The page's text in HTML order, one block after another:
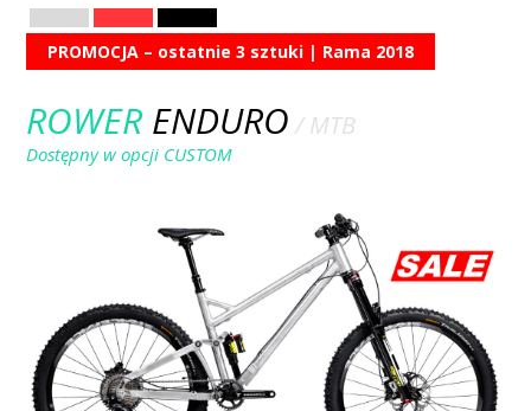
PROMOCJA – ostatnie 3 sztuki | Rama 2018
ROWER ENDURO / MTB
Dostępny w opcji CUSTOM